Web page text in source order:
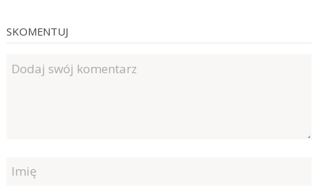
SKOMENTUJ